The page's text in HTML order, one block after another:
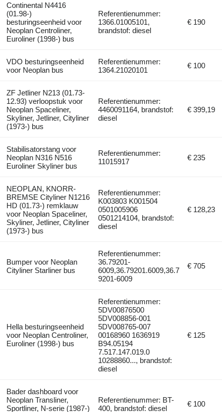
Continental N4416
(01.98-)
besturingseenheid voor
Neoplan Centroliner,
Euroliner (1998-) bus
Referentienummer:
1366.01005101,
brandstof: diesel
€ 190
VDO besturingseenheid
voor Neoplan bus
Referentienummer:
1364.21020101
€ 100
ZF Jetliner N213 (01.73-
12.93) verloopstuk voor
Neoplan Spaceliner,
Skyliner, Jetliner, Cityliner
(1973-) bus
Referentienummer:
4460091164, brandstof:
diesel
€ 399,19
Stabilisatorstang voor
Neoplan N316 N516
Euroliner Skyliner bus
Referentienummer:
11015917
€ 235
NEOPLAN, KNORR-
BREMSE Cityliner N1216
HD (01.73-) remklauw
voor Neoplan Spaceliner,
Skyliner, Jetliner, Cityliner
(1973-) bus
Referentienummer:
K003803 K001504
0501005906
0501214104, brandstof:
diesel
€ 128,23
Bumper voor Neoplan
Cityliner Starliner bus
Referentienummer:
36.79201-
6009,36.79201.6009,36.7
9201-6009
€ 705
Hella besturingseenheid
voor Neoplan Centroliner,
Euroliner (1998-) bus
Referentienummer:
5DV00876500
5DV008856-001
5DV008765-007
00168960 1636919
B94.05194
7.517.147.019.0
10288860..., brandstof:
diesel
€ 125
Bader dashboard voor
Neoplan Transliner,
Sportliner, N-serie (1987-)
Referentienummer: BT-
400, brandstof: diesel
€ 100